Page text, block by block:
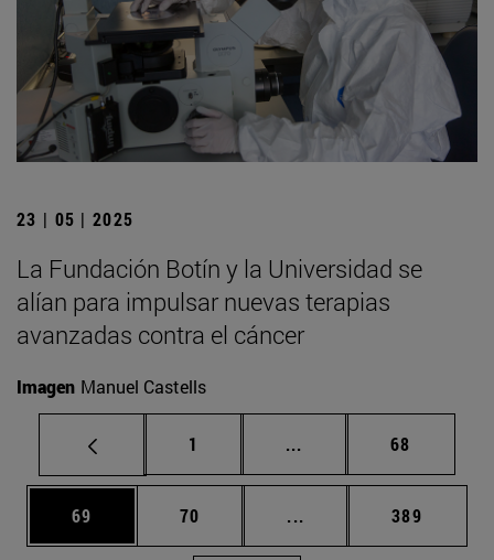
23 | 05 | 2025
La Fundación Botín y la Universidad se
alían para impulsar nuevas terapias
avanzadas contra el cáncer
Imagen Manuel Castells
Página
1 ... Páginas intermedias
Página
68
Página
69 Página
70 ... Páginas intermedias
Página
389